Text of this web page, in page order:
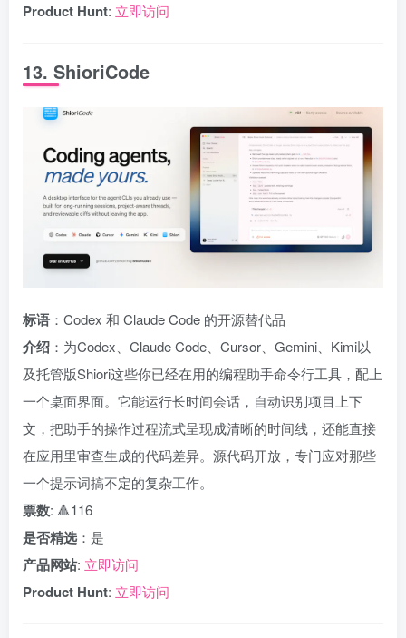
Product Hunt: 立即访问
13. ShioriCode
标语 ：Codex 和 Claude Code 的开源替代品
介绍 ：为Codex、Claude Code、Cursor、Gemini、Kimi以
及托管版Shiori这些你已经在用的编程助手命令行工具，配上
一个桌面界面。它能运行长时间会话，自动识别项目上下
文，把助手的操作过程流式呈现成清晰的时间线，还能直接
在应用里审查生成的代码差异。源代码开放，专门应对那些
一个提示词搞不定的复杂工作。
票数: 🔺116
是否精选 ：是
产品网站: 立即访问
Product Hunt: 立即访问